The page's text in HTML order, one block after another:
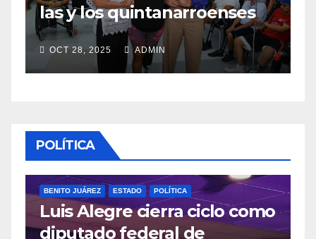
en Tulum
OCT 28, 2025 ADMIN
POLÍTICA
POLÍTICA
López Obrador respetará